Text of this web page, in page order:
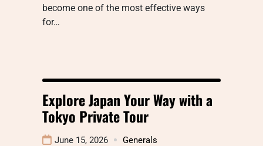
become one of the most effective ways
for…
Explore Japan Your Way with a
Tokyo Private Tour
June 15, 2026 Generals